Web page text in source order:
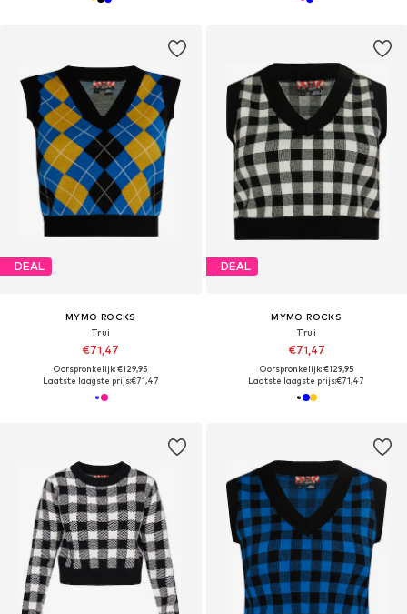
DEAL
MYMO ROCKS
Trui
€71,47
Oorspronkelijk: €129,95
Laatste laagste prijs:€71,47
DEAL
MYMO ROCKS
Trui
€71,47
Oorspronkelijk: €129,95
Laatste laagste prijs:€71,47